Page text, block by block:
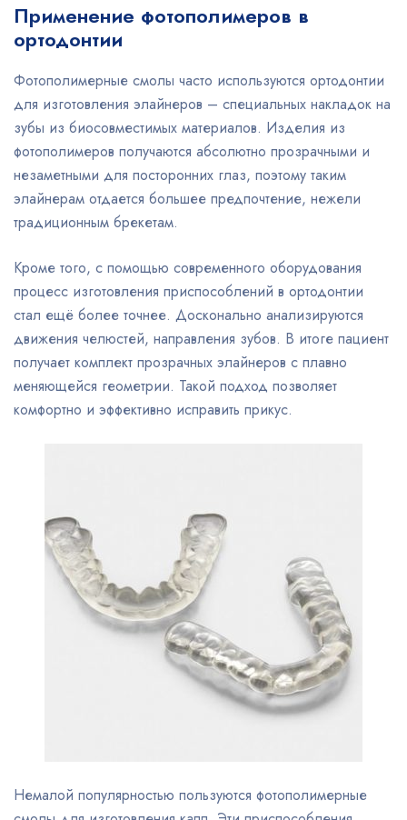
Применение фотополимеров в
ортодонтии
Фотополимерные смолы часто используются ортодонтии
для изготовления элайнеров – специальных накладок на
зубы из биосовместимых материалов. Изделия из
фотополимеров получаются абсолютно прозрачными и
незаметными для посторонних глаз, поэтому таким
элайнерам отдается большее предпочтение, нежели
традиционным брекетам.
Кроме того, с помощью современного оборудования
процесс изготовления приспособлений в ортодонтии
стал ещё более точнее. Досконально анализируются
движения челюстей, направления зубов. В итоге пациент
получает комплект прозрачных элайнеров с плавно
меняющейся геометрии. Такой подход позволяет
комфортно и эффективно исправить прикус.
Немалой популярностью пользуются фотополимерные